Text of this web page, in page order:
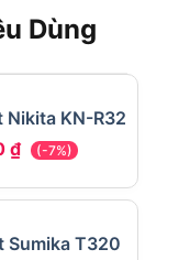
Dùng
KN-R32
₫ (-7%)
Sumika T320